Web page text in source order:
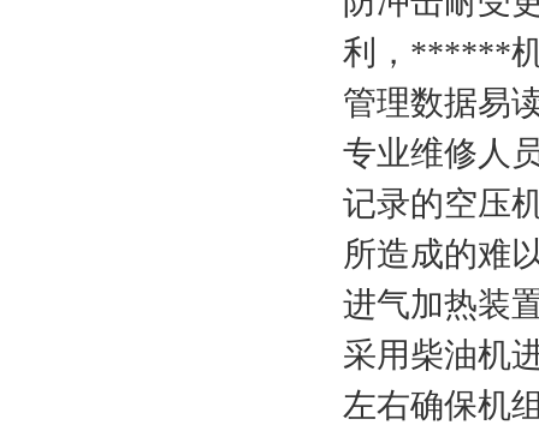
利，******
管理数据易
专业维修人
记录的空压
所造成的难
进气加热装
采用柴油机
左右确保机